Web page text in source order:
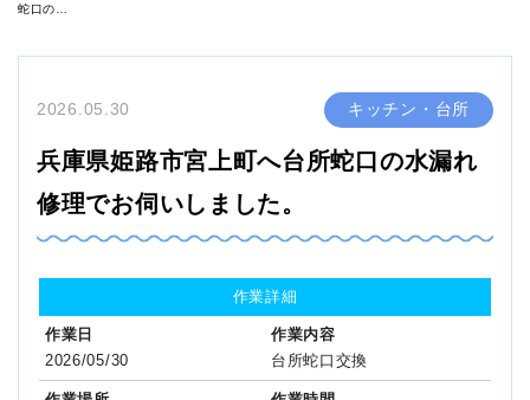
蛇口の…
2026.05.30 キッチン・台所
兵庫県姫路市宮上町へ台所蛇口の水漏れ
修理でお伺いしました。
作業詳細
作業日
2026/05/30
作業内容
台所蛇口交換